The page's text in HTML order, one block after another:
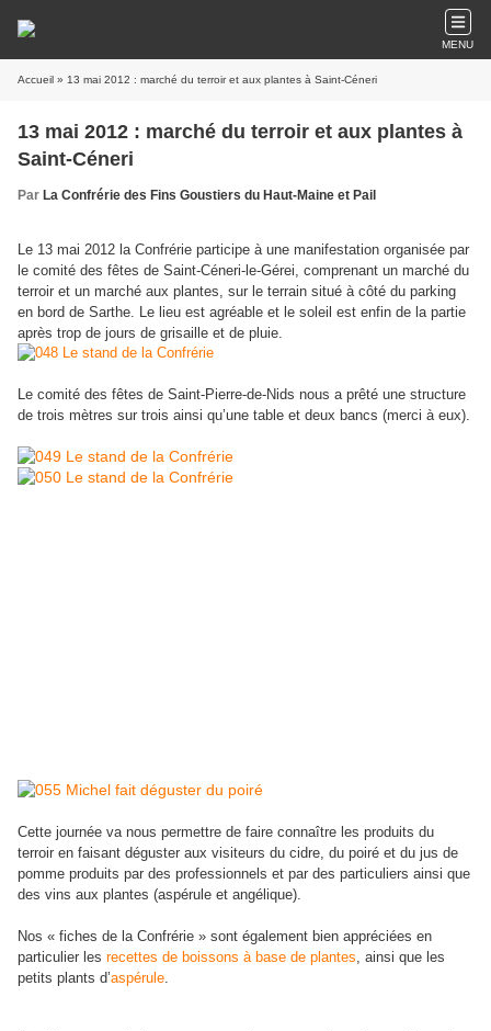
MENU
Accueil » 13 mai 2012 : marché du terroir et aux plantes à Saint-Céneri
13 mai 2012 : marché du terroir et aux plantes à
Saint-Céneri
Par La Confrérie des Fins Goustiers du Haut-Maine et Pail
Le 13 mai 2012 la Confrérie participe à une manifestation organisée par
le comité des fêtes de Saint-Céneri-le-Gérei, comprenant un marché du
terroir et un marché aux plantes, sur le terrain situé à côté du parking
en bord de Sarthe. Le lieu est agréable et le soleil est enfin de la partie
après trop de jours de grisaille et de pluie.
Le comité des fêtes de Saint-Pierre-de-Nids nous a prêté une structure
de trois mètres sur trois ainsi qu’une table et deux bancs (merci à eux).
Cette journée va nous permettre de faire connaître les produits du
terroir en faisant déguster aux visiteurs du cidre, du poiré et du jus de
pomme produits par des professionnels et par des particuliers ainsi que
des vins aux plantes (aspérule et angélique).
Nos « fiches de la Confrérie » sont également bien appréciées en
particulier les recettes de boissons à base de plantes, ainsi que les
petits plants d’aspérule.